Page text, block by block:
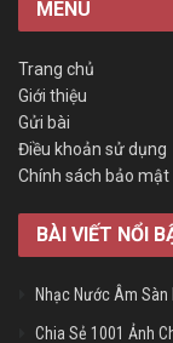
MENU
Trang chủ
Giới thiệu
Gửi bài
Điều khoản sử dụng
Chính sách bảo mật
BÀI VIẾT NỔI
Nhạc Nước Âm Sàn
Chia Sẻ 1001 Ảnh